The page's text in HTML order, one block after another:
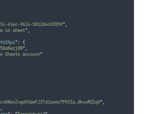
41ec-9614-5812d4c03559" ,
in sheet" ,
" : {
" ,
Sheets account"
" ,
,